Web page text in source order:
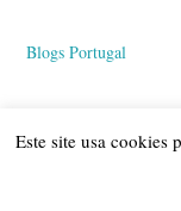
Blogs Portugal
© 2026
Este site usa cookies